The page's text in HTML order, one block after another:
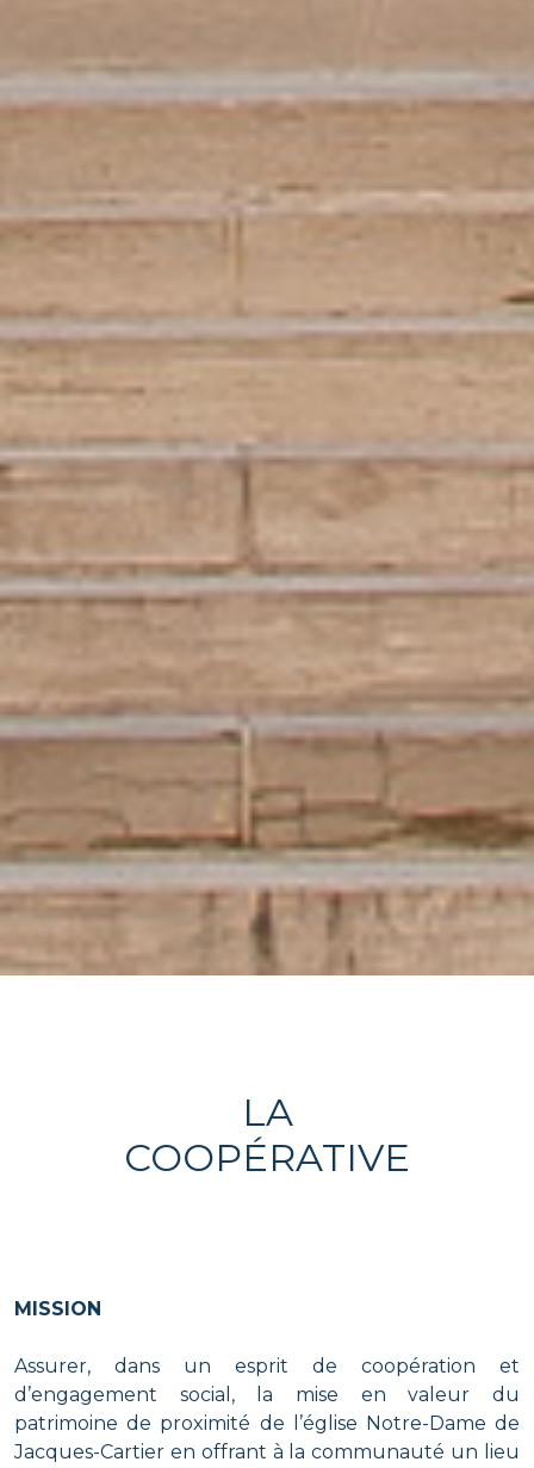
LA
COOPÉRATIVE
MISSION
Assurer, dans un esprit de coopération et
d’engagement social, la mise en valeur du
patrimoine de proximité de l’église Notre-Dame de
Jacques-Cartier en offrant à la communauté un lieu